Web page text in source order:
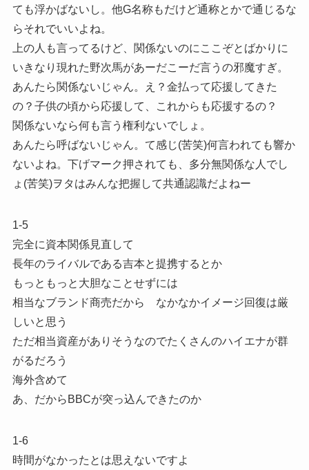
ても浮かばないし。他G名称もだけど通称とかで通じるな
らそれでいいよね。
上の人も言ってるけど、関係ないのにここぞとばかりに
いきなり現れた野次馬があーだこーだ言うの邪魔すぎ。
あんたら関係ないじゃん。え？金払って応援してきた
の？子供の頃から応援して、これからも応援するの？
関係ないなら何も言う権利ないでしょ。
あんたら呼ばないじゃん。て感じ(苦笑)何言われても響か
ないよね。下げマーク押されても、多分無関係な人でし
ょ(苦笑)ヲタはみんな把握して共通認識だよねー
1-5
完全に資本関係見直して
長年のライバルである吉本と提携するとか
もっともっと大胆なことせずには
相当なブランド商売だから なかなかイメージ回復は厳
しいと思う
ただ相当資産がありそうなのでたくさんのハイエナが群
がるだろう
海外含めて
あ、だからBBCが突っ込んできたのか
1-6
時間がなかったとは思えないですよ